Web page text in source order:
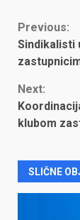
Previous:
Sindikalisti
Next:
klubom
SLIČNE